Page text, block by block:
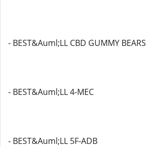
- BEST&Auml;LL CBD GUMMY BEARS
- BEST&Auml;LL 4-MEC
- BEST&Auml;LL 5F-ADB